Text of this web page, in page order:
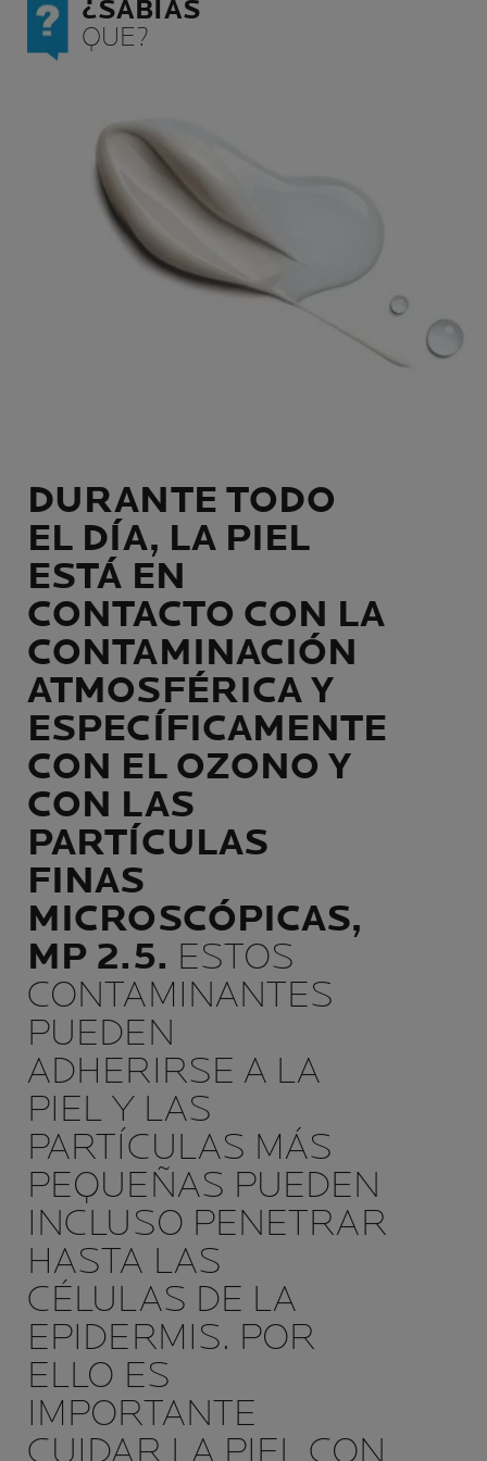
¿SABÍAS
QUE?
DURANTE TODO
EL DÍA, LA PIEL
ESTÁ EN
CONTACTO CON LA
CONTAMINACIÓN
ATMOSFÉRICA Y
ESPECÍFICAMENTE
CON EL OZONO Y
CON LAS
PARTÍCULAS
FINAS
MICROSCÓPICAS,
MP 2.5. ESTOS
CONTAMINANTES
PUEDEN
ADHERIRSE A LA
PIEL Y LAS
PARTÍCULAS MÁS
PEQUEÑAS PUEDEN
INCLUSO PENETRAR
HASTA LAS
CÉLULAS DE LA
EPIDERMIS. POR
ELLO ES
IMPORTANTE
CUIDAR LA PIEL CON